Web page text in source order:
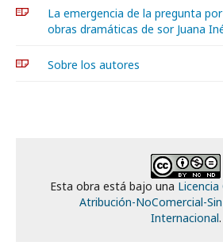
La emergencia de la pregunta
obras dramáticas de sor Juana
Sobre los autores
Esta obra está bajo una
Atribución-NoComercial-
Internacional.